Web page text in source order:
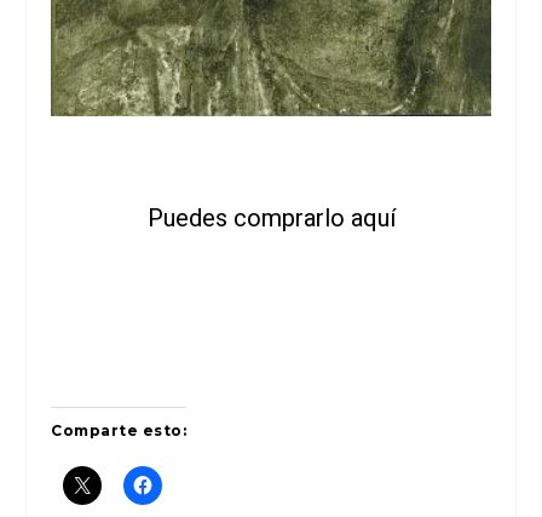
Puedes comprarlo aquí
Comparte esto: